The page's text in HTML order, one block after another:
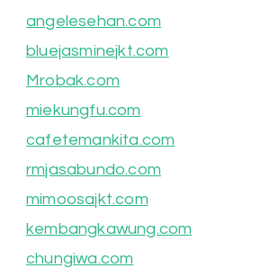
angelesehan.com
bluejasminejkt.com
Mrobak.com
miekungfu.com
cafetemankita.com
rmjasabundo.com
mimoosajkt.com
kembangkawung.com
chungiwa.com